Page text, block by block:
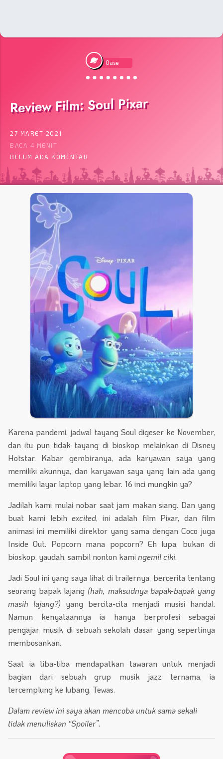
Oase
Review Film: Soul Pixar
27 MARET 2021
BACA 4 MENIT
BELUM ADA KOMENTAR
Karena pandemi, jadwal tayang Soul digeser ke November,
dan itu pun tidak tayang di bioskop melainkan di Disney
Hotstar. Kabar gembiranya, ada karyawan saya yang
memiliki akunnya, dan karyawan saya yang lain ada yang
memiliki layar laptop yang lebar. 16 inci mungkin ya?
Jadilah kami mulai nobar saat jam makan siang. Dan yang
buat kami lebihexcited, ini adalah film Pixar, dan film
animasi ini memiliki direktor yang sama dengan Coco juga
Inside Out. Popcorn mana popcorn? Eh lupa, bukan di
bioskop, yaudah, sambil nonton kami ngemil ciki.
Jadi Soul ini yang saya lihat di trailernya, bercerita tentang
seorang bapak lajang (hah, maksudnya bapak-bapak yang
masih lajang?)yang bercita-cita menjadi musisi handal.
Namun kenyataannya ia hanya berprofesi sebagai
pengajar musik di sebuah sekolah dasar yang sepertinya
membosankan.
Saat ia tiba-tiba mendapatkan tawaran untuk menjadi
bagian dari sebuah grup musik jazz ternama, ia
tercemplung ke lubang. Tewas.
Dalam review ini saya akan mencoba untuk sama sekali
tidak menuliskan “Spoiler”.